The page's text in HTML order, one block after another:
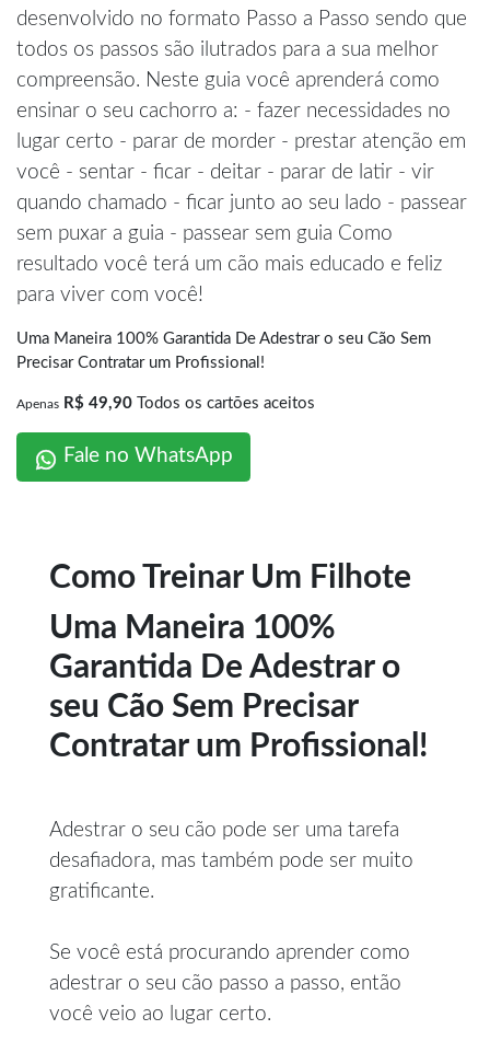
desenvolvido no formato Passo a Passo sendo que
todos os passos são ilutrados para a sua melhor
compreensão. Neste guia você aprenderá como
ensinar o seu cachorro a: - fazer necessidades no
lugar certo - parar de morder - prestar atenção em
você - sentar - ficar - deitar - parar de latir - vir
quando chamado - ficar junto ao seu lado - passear
sem puxar a guia - passear sem guia Como
resultado você terá um cão mais educado e feliz
para viver com você!
Uma Maneira 100% Garantida De Adestrar o seu Cão Sem
Precisar Contratar um Profissional!
Apenas R$ 49,90 Todos os cartões aceitos
Fale no WhatsApp
Como Treinar Um Filhote
Uma Maneira 100%
Garantida De Adestrar o
seu Cão Sem Precisar
Contratar um Profissional!
Adestrar o seu cão pode ser uma tarefa
desafiadora, mas também pode ser muito
gratificante.
Se você está procurando aprender como
adestrar o seu cão passo a passo, então
você veio ao lugar certo.